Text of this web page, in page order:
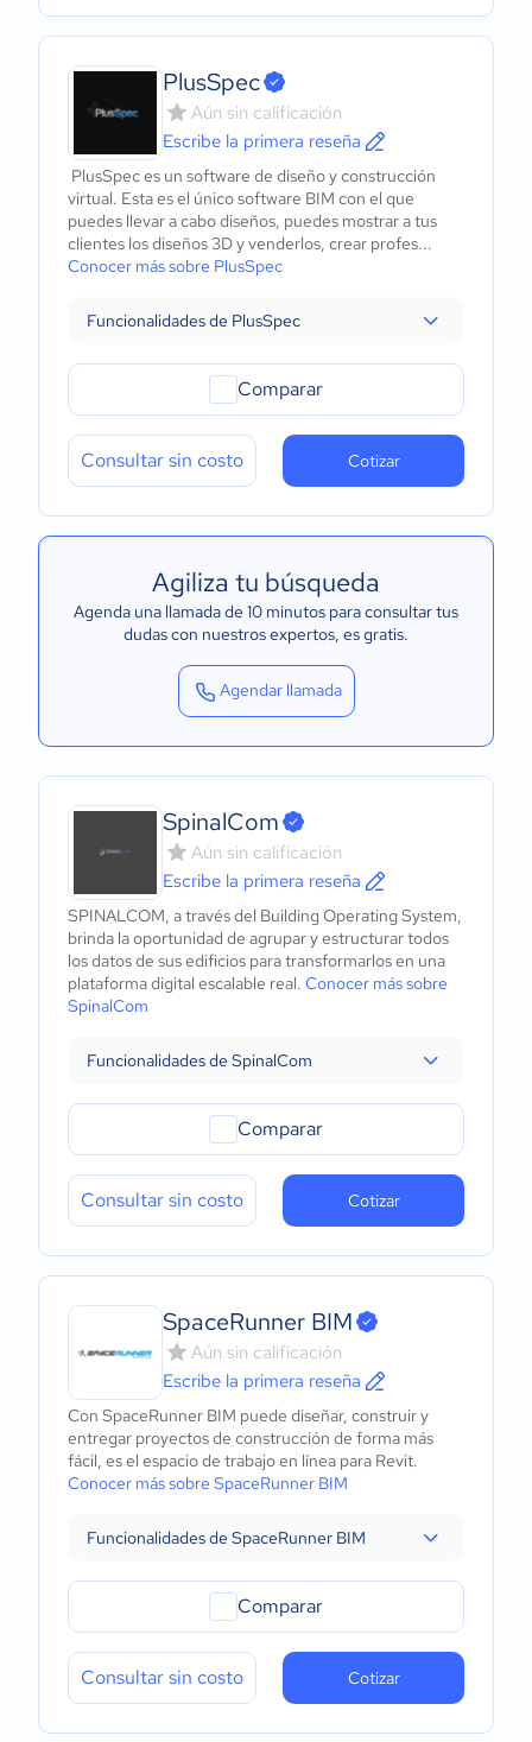
PlusSpec
Aún sin calificación
Escribe la primera reseña
PlusSpec es un software de diseño y construcción
virtual. Esta es el único software BIM con el que
puedes llevar a cabo diseños, puedes mostrar a tus
clientes los diseños 3D y venderlos, crear profes...
Conocer más sobre PlusSpec
Funcionalidades de PlusSpec
Comparar
Consultar sin costo Cotizar
Agiliza tu búsqueda
Agenda una llamada de 10 minutos para consultar tus
dudas con nuestros expertos, es gratis.
Agendar llamada
SpinalCom
Aún sin calificación
Escribe la primera reseña
SPINALCOM, a través del Building Operating System,
brinda la oportunidad de agrupar y estructurar todos
los datos de sus edificios para transformarlos en una
plataforma digital escalable real. Conocer más sobre
SpinalCom
Funcionalidades de SpinalCom
Comparar
Consultar sin costo Cotizar
SpaceRunner BIM
Aún sin calificación
Escribe la primera reseña
Con SpaceRunner BIM puede diseñar, construir y
entregar proyectos de construcción de forma más
fácil, es el espacio de trabajo en línea para Revit.
Conocer más sobre SpaceRunner BIM
Funcionalidades de SpaceRunner BIM
Comparar
Consultar sin costo Cotizar